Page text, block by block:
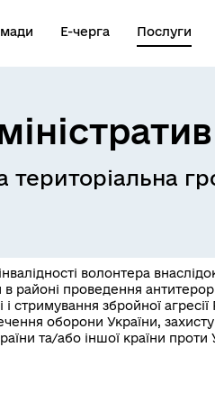
Е-черга Послуги
територіальна
волонтера
проведення
стримування збройної
оборони України,
та/або іншої країни